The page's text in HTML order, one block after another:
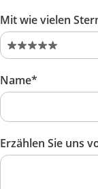
Mit wie vielen
Name*
Erzählen Sie uns